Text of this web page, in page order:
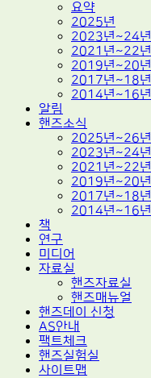
요약
2025년
2023년~24년
2021년~22년
2019년~20년
2017년~18년
2014년~16년
알림
핸즈소식
2025년~26년
2023년~24년
2021년~22년
2019년~20년
2017년~18년
2014년~16년
책
연구
미디어
자료실
핸즈자료실
핸즈매뉴얼
핸즈데이 신청
AS안내
팩트체크
핸즈실험실
사이트맵